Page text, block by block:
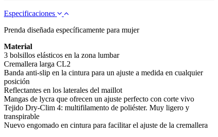
Especificaciones
Prenda diseñada específicamente para mujer
Material
3 bolsillos elásticos en la zona lumbar
Cremallera larga CL2
Banda anti-slip en la cintura para un ajuste a medida en cualquier
posición
Reflectantes en los laterales del maillot
Mangas de lycra que ofrecen un ajuste perfecto con corte vivo
Tejido Dry-Clim 4: multifilamento de poliéster. Muy ligero y
transpirable
Nuevo engomado en cintura para facilitar el ajuste de la cremallera